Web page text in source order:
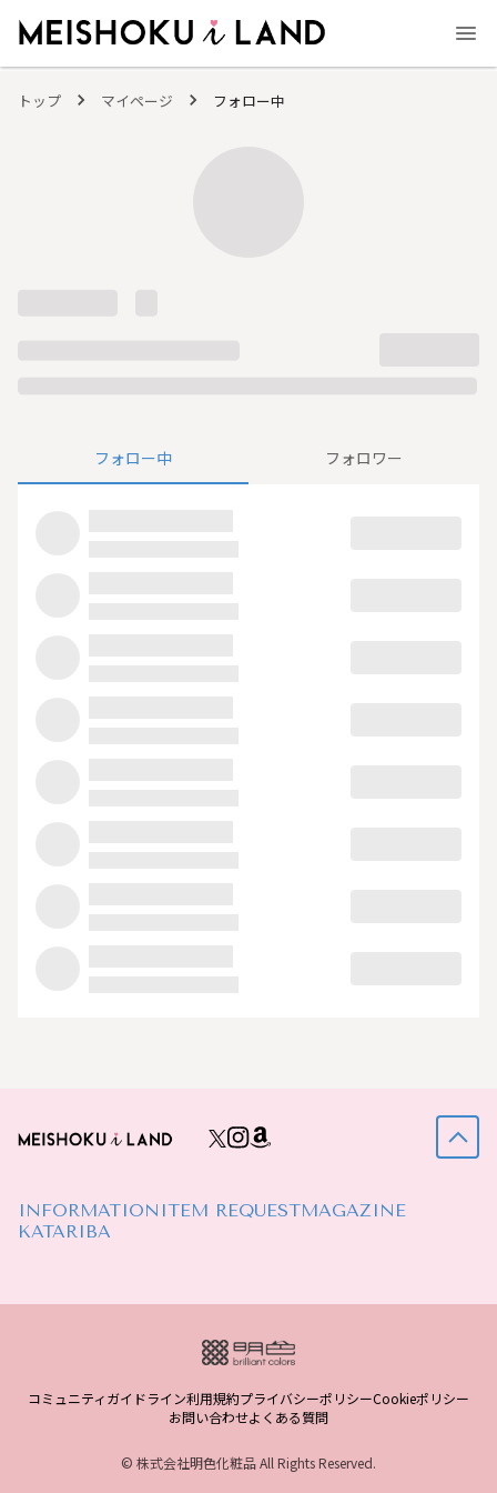
トップ マイページ フォロー中
フォロー中 フォロワー
INFORMATION ITEM REQUESTMAGAZINE
KATARIBA
コミュニティガイドライン利用規約プライバシーポリシーCookieポリシー
お問い合わせよくある質問
© 株式会社明色化粧品 All Rights Reserved.